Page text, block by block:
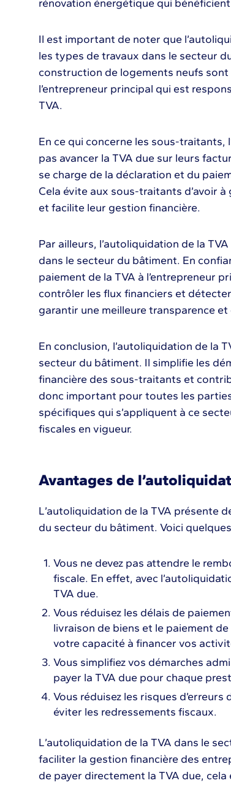
rénovation énergétique qui
Il est important de noter que
les types de travaux dans le secteur
construction de logements neufs sont
l’entrepreneur principal qui est
TVA.
En ce qui concerne les sous-traitants,
pas avancer la TVA due sur leurs
se charge de la déclaration et du
Cela évite aux sous-traitants d’avoir
et facilite leur gestion financière.
Par ailleurs, l’autoliquidation de la
dans le secteur du bâtiment. En
paiement de la TVA à l’entrepreneur
contrôler les flux financiers et
garantir une meilleure transparence
En conclusion, l’autoliquidation de la
secteur du bâtiment. Il simplifie les
financière des sous-traitants et
donc important pour toutes les
spécifiques qui s’appliquent à ce
fiscales en vigueur.
Avantages de
L’autoliquidation de la TVA présente
du secteur du bâtiment. Voici
Vous ne devez pas attendre le
fiscale. En effet, avec
TVA due.
Vous réduisez les délais de
livraison de biens et le paiement
votre capacité à financer vos
Vous simplifiez vos démarches
payer la TVA due pour chaque
Vous réduisez les risques
éviter les redressements fiscaux.
L’autoliquidation de la TVA dans le
faciliter la gestion financière des
de payer directement la TVA due,